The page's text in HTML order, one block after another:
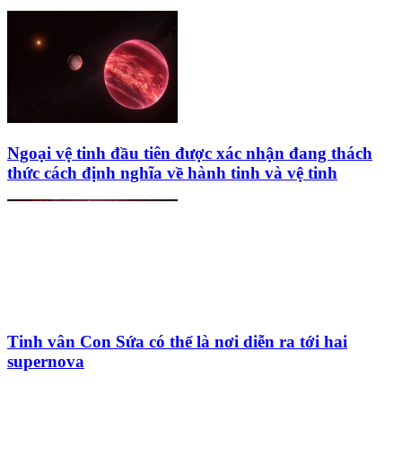
Ngoại vệ tinh đầu tiên được xác nhận đang thách
thức cách định nghĩa về hành tinh và vệ tinh
Tinh vân Con Sứa có thể là nơi diễn ra tới hai
supernova